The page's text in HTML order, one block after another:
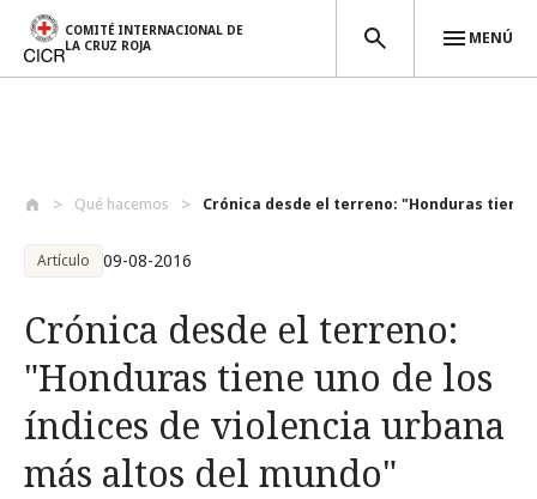
COMITÉ INTERNACIONAL DE
LA CRUZ ROJA
MENÚ
Qué hacemos Crónica desde el terreno: "Honduras tien...
Artículo 09-08-2016
Crónica desde el terreno:
"Honduras tiene uno de los
índices de violencia urbana
más altos del mundo"